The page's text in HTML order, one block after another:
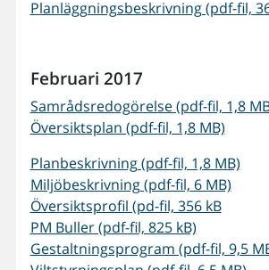
Planläggningsbeskrivning (pdf-fil,
Februari 2017
Samrådsredogörelse (pdf-fil, 1,8
Översiktsplan (pdf-fil, 1,8 MB)
Planbeskrivning (pdf-fil, 1,8 MB)
Miljöbeskrivning (pdf-fil, 6 MB)
Översiktsprofil (pd-fil, 356 kB
PM Buller (pdf-fil, 825 kB)
Gestaltningsprogram (pdf-fil, 9,5